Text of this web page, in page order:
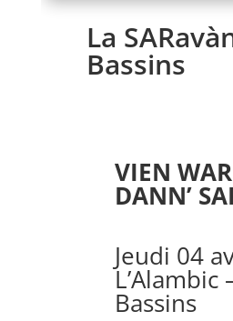
La
Bassins
VIEN
DANN’
Jeudi 04
L’Alambic
Bassins